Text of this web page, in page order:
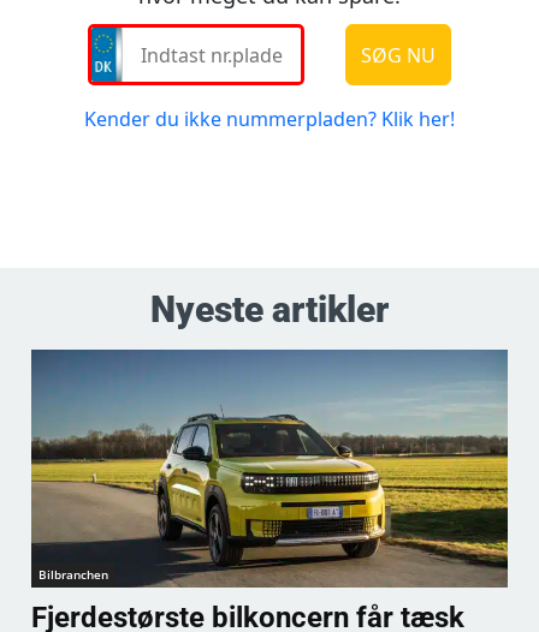
Nyeste artikler
Bilbranchen
Fjerdestørste bilkoncern får tæsk